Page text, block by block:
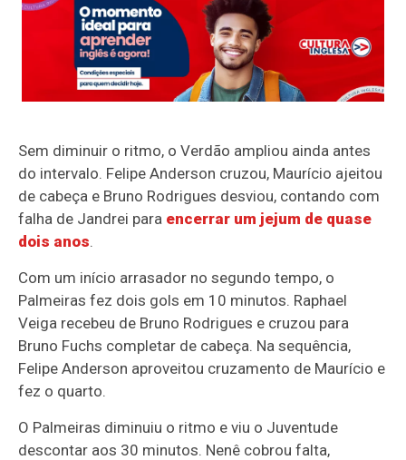
Sem diminuir o ritmo, o Verdão ampliou ainda antes
do intervalo. Felipe Anderson cruzou, Maurício ajeitou
de cabeça e Bruno Rodrigues desviou, contando com
falha de Jandrei para encerrar um jejum de quase
dois anos.
Com um início arrasador no segundo tempo, o
Palmeiras fez dois gols em 10 minutos. Raphael
Veiga recebeu de Bruno Rodrigues e cruzou para
Bruno Fuchs completar de cabeça. Na sequência,
Felipe Anderson aproveitou cruzamento de Maurício e
fez o quarto.
O Palmeiras diminuiu o ritmo e viu o Juventude
descontar aos 30 minutos. Nenê cobrou falta,